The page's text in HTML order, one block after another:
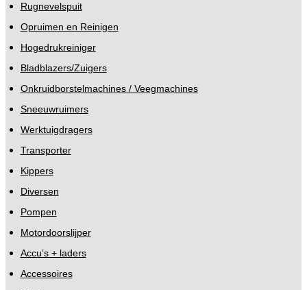
Rugnevelspuit
Opruimen en Reinigen
Hogedrukreiniger
Bladblazers/Zuigers
Onkruidborstelmachines / Veegmachines
Sneeuwruimers
Werktuigdragers
Transporter
Kippers
Diversen
Pompen
Motordoorslijper
Accu’s + laders
Accessoires